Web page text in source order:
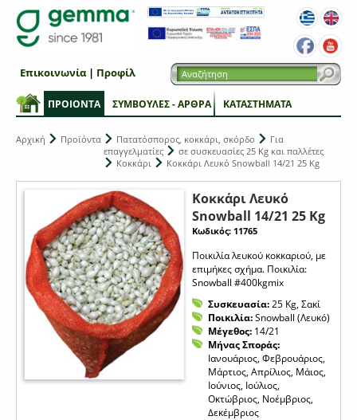
ΠΡΟΙΟΝΤΑ ΣΥΜΒΟΥΛΕΣ - ΑΡΘΡΑ ΚΑΤΑΣΤΗΜΑΤΑ
Επικοινωνία| Προφίλ
Αρχική Προϊόντα Πατατόσπορος, κοκκάρι, σκόρδο
Για
επαγγελματίες
σε συσκευασίες 25 Kg και παλλέτες
Κοκκάρι
Κοκκάρι Λευκό Snowball 14/21 25 Kg
Κοκκάρι Λευκό
Snowball 14/21 25 Kg
Κωδικός: 11765
Ποικιλία λευκού κοκκαριού, με
επιμήκες σχήμα. Ποικιλία:
Snowball #400kgmix
Συσκευασία:25 Kg, Σακί
Ποικιλία:Snowball (Λευκό)
Μέγεθος: 14/21
Μήνας Σποράς:
Ιανουάριος, Φεβρουάριος,
Μάρτιος, Απρίλιος, Μάιος,
Ιούνιος, Ιούλιος,
Οκτώβριος, Νοέμβριος,
Δεκέμβριος